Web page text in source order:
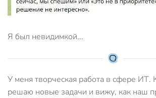
Я был невидимкой...
У меня творческая работа в сфере ИТ.
решаю новые задачи и вижу, как наш